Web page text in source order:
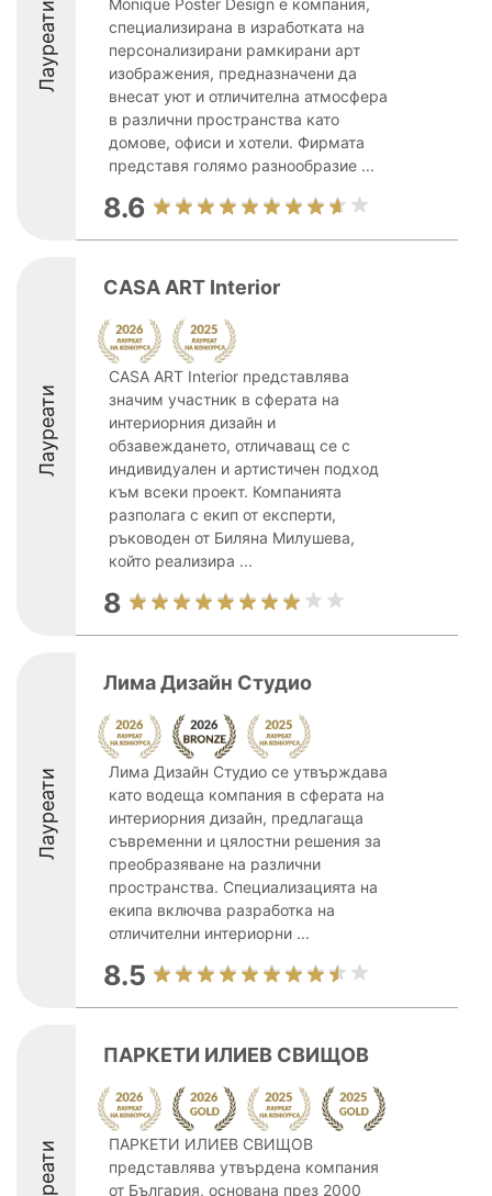
Лауреати
Monique Poster Design е компания,
специализирана в изработката на
персонализирани рамкирани арт
изображения, предназначени да
внесат уют и отличителна атмосфера
в различни пространства като
домове, офиси и хотели. Фирмата
представя голямо разнообразие ...
8.6
Лауреати
CASA ART Interior
CASA ART Interior представлява
значим участник в сферата на
интериорния дизайн и
обзавеждането, отличаващ се с
индивидуален и артистичен подход
към всеки проект. Компанията
разполага с екип от експерти,
ръководен от Биляна Милушева,
който реализира ...
8
Лауреати
Лима Дизайн Студио
Лима Дизайн Студио се утвърждава
като водеща компания в сферата на
интериорния дизайн, предлагаща
съвременни и цялостни решения за
преобразяване на различни
пространства. Специализацията на
екипа включва разработка на
отличителни интериорни ...
8.5
ПАРКЕТИ ИЛИЕВ СВИЩОВ
ПАРКЕТИ ИЛИЕВ СВИЩОВ
представлява утвърдена компания
от България, основана през 2000